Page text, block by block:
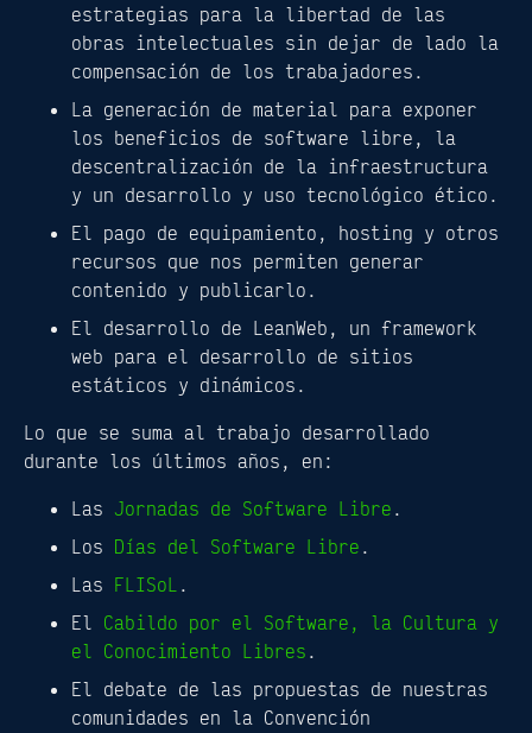
estrategias para la libertad de las
obras intelectuales sin dejar de lado la
compensación de los trabajadores.
La generación de material para exponer
los beneficios de software libre, la
descentralización de la infraestructura
y un desarrollo y uso tecnológico ético.
El pago de equipamiento, hosting y otros
recursos que nos permiten generar
contenido y publicarlo.
El desarrollo de LeanWeb, un framework
web para el desarrollo de sitios
estáticos y dinámicos.
Lo que se suma al trabajo desarrollado
durante los últimos años, en:
Las Jornadas de Software Libre .
Los Días del Software Libre .
Las FLISoL .
El Cabildo por el Software, la Cultura y
el Conocimiento Libres .
El debate de las propuestas de nuestras
comunidades en la Convención